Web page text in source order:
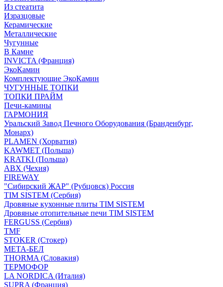
Из стеатита
Изразцовые
Керамические
Металлические
Чугунные
В Камне
INVICTA (Франция)
ЭкоКамин
Комплектующие ЭкоКамин
ЧУГУННЫЕ ТОПКИ
ТОПКИ ПРАЙМ
Печи-камины
ГАРМОНИЯ
Уральский Завод Печного Оборудования (Бранденбург,
Монарх)
PLAMEN (Хорватия)
KAWMET (Польша)
KRATKI (Польша)
ABX (Чехия)
FIREWAY
"Сибирский ЖАР" (Рубцовск) Россия
TIM SISTEM (Сербия)
Дровяные кухонные плиты TIM SISTEM
Дровяные отопительные печи TIM SISTEM
FERGUSS (Сербия)
TMF
STOKER (Стокер)
МЕТА-БЕЛ
THORMA (Словакия)
ТЕРМОФОР
LA NORDICA (Италия)
SUPRA (Франция)